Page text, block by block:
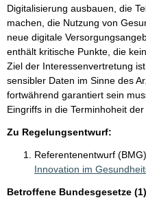
Digitalisierung ausbauen, die
machen, die Nutzung von
neue digitale
enthält kritische Punkte, die
Ziel der Interessenvertretung
sensibler Daten im Sinne des
fortwährend garantiert sein
Eingriffs in die Terminhoheit der
Zu Regelungsentwurf:
Referentenentwurf
Innovation im
Betroffene Bundesgesetze